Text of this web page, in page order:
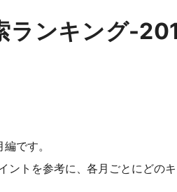
ランキング-
です。
ントを参考に、各月ごとにどの